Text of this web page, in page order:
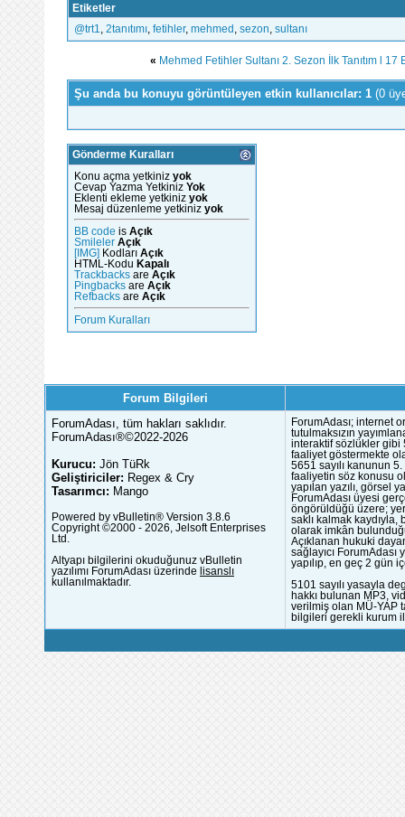
Etiketler
‪@trt1‬
2tanıtımı fetihler, mehmed sezon sultanı
« Mehmed Fetihler Sultanı 2. Sezon İlk Tanıtım l 17
Şu anda bu konuyu görüntüleyen etkin kullanıcılar: 1 (0
Gönderme Kuralları
Konu açma yetkiniz yok
Cevap Yazma Yetkiniz Yok
Eklenti ekleme yetkiniz yok
Mesaj düzenleme yetkiniz yok
BB code is Açık
Smileler Açık
[IMG]
Kodları Açık
HTML-Kodu Kapalı
Trackbacks are Açık
Pingbacks are Açık
Refbacks are Açık
Forum Kuralları
Forum Bilgileri
ForumAdası, tüm hakları saklıdır.
ForumAdası®©2022-2026
Kurucu: Jön TüRk
Geliştiriciler: Regex & Cry
Tasarımcı: Mango
Powered by vBulletin® Version 3.8.6
Copyright ©2000 - 2026, Jelsoft Enterprises
Ltd.
Altyapı bilgilerini okuduğunuz vBulletin
yazılımı ForumAdası üzerinde lisanslı
kullanılmaktadır.
ForumAdası; internet
tutulmaksızın
interaktif sözlükler gibi
faaliyet göstermekte
5651 sayılı kanunun
faaliyetin söz konusu
yapılan yazılı, görsel
ForumAdası üyesi
öngörüldüğü üzere;
saklı kalmak
olarak imkân
Açıklanan hukuki
sağlayıcı
yapılıp, en geç 2 gün
5101 sayılı yasayla
hakkı bulunan MP3,
verilmiş olan MÜ-YAP
bilgileri gerekli kurum